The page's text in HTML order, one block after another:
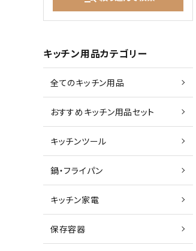
キッチン用品カテゴリー
全てのキッチン用品
おすすめキッチン用品セット
キッチンツール
鍋・フライパン
キッチン家電
保存容器